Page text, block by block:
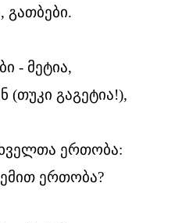
გათბები.
- მეტია,
(თუკი გაგეტია!),
ერთობა:
ერთობა?